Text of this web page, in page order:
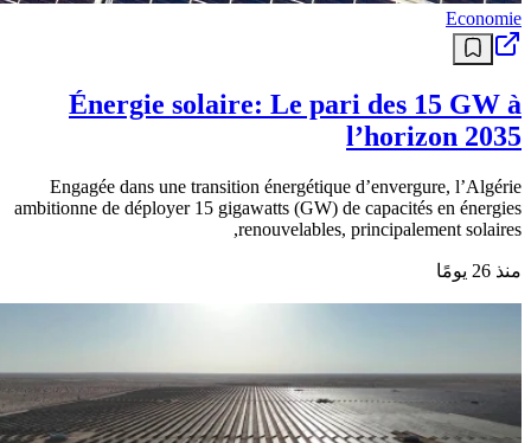
Economie
Énergie solaire: Le pari des 15 GW à
l’horizon 2035
Engagée dans une transition énergétique d’envergure, l’Algérie
ambitionne de déployer 15 gigawatts (GW) de capacités en énergies
renouvelables, principalement solaires,
منذ 26 يومًا